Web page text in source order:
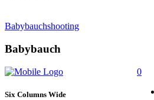
Babybauchshooting
Babybauch
0
Six Columns Wide